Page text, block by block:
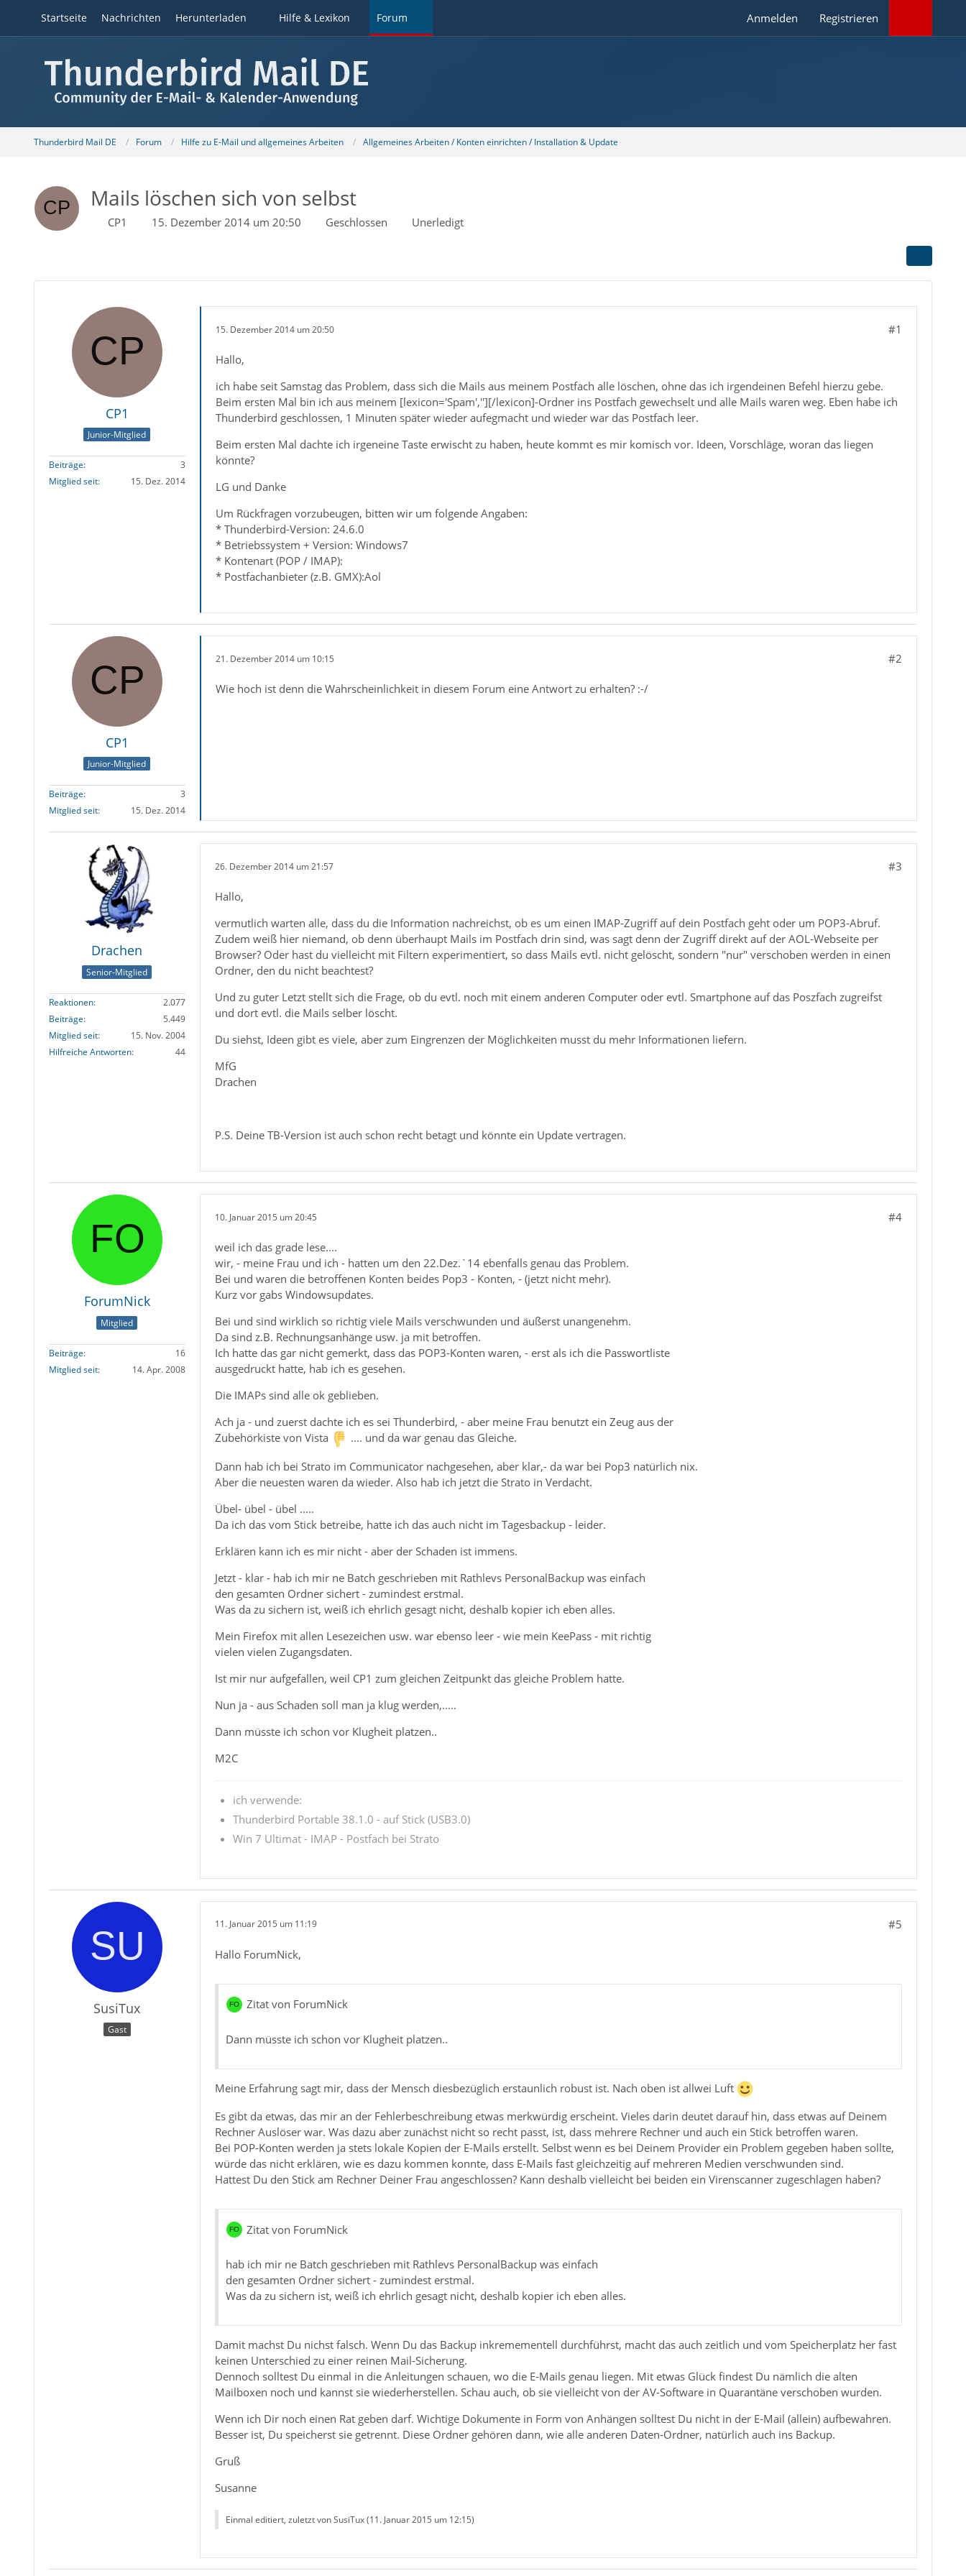
Startseite Nachrichten Herunterladen Hilfe & Lexikon Forum Anmelden Registrieren
Thunderbird Mail DE Forum Hilfe zu E-Mail und allgemeines Arbeiten Allgemeines Arbeiten / Konten einrichten / Installation & Update
Mails löschen sich von selbst
CP1 15. Dezember 2014 um 20:50 Geschlossen Unerledigt
CP1
Junior-Mitglied
Beiträge
3
Mitglied seit
15. Dez. 2014
15. Dezember 2014 um 20:50 #1
Hallo,
ich habe seit Samstag das Problem, dass sich die Mails aus meinem Postfach alle löschen, ohne das ich irgendeinen Befehl hierzu gebe.
Beim ersten Mal bin ich aus meinem [lexicon='Spam',''][/lexicon]-Ordner ins Postfach gewechselt und alle Mails waren weg. Eben habe ich
Thunderbird geschlossen, 1 Minuten später wieder aufegmacht und wieder war das Postfach leer.
Beim ersten Mal dachte ich irgeneine Taste erwischt zu haben, heute kommt es mir komisch vor. Ideen, Vorschläge, woran das liegen
könnte?
LG und Danke
Um Rückfragen vorzubeugen, bitten wir um folgende Angaben:
* Thunderbird-Version: 24.6.0
* Betriebssystem + Version: Windows7
* Kontenart (POP / IMAP):
* Postfachanbieter (z.B. GMX):Aol
CP1
Junior-Mitglied
Beiträge
3
Mitglied seit
15. Dez. 2014
21. Dezember 2014 um 10:15 #2
Wie hoch ist denn die Wahrscheinlichkeit in diesem Forum eine Antwort zu erhalten? :-/
Drachen
Senior-Mitglied
Reaktionen
2.077
Beiträge
5.449
Mitglied seit
15. Nov. 2004
Hilfreiche Antworten
44
26. Dezember 2014 um 21:57 #3
Hallo,
vermutlich warten alle, dass du die Information nachreichst, ob es um einen IMAP-Zugriff auf dein Postfach geht oder um POP3-Abruf.
Zudem weiß hier niemand, ob denn überhaupt Mails im Postfach drin sind, was sagt denn der Zugriff direkt auf der AOL-Webseite per
Browser? Oder hast du vielleicht mit Filtern experimentiert, so dass Mails evtl. nicht gelöscht, sondern "nur" verschoben werden in einen
Ordner, den du nicht beachtest?
Und zu guter Letzt stellt sich die Frage, ob du evtl. noch mit einem anderen Computer oder evtl. Smartphone auf das Poszfach zugreifst
und dort evtl. die Mails selber löscht.
Du siehst, Ideen gibt es viele, aber zum Eingrenzen der Möglichkeiten musst du mehr Informationen liefern.
MfG
Drachen
P.S. Deine TB-Version ist auch schon recht betagt und könnte ein Update vertragen.
ForumNick
Mitglied
Beiträge
16
Mitglied seit
14. Apr. 2008
10. Januar 2015 um 20:45 #4
weil ich das grade lese....
wir, - meine Frau und ich - hatten um den 22.Dez.`14 ebenfalls genau das Problem.
Bei und waren die betroffenen Konten beides Pop3 - Konten, - (jetzt nicht mehr).
Kurz vor gabs Windowsupdates.
Bei und sind wirklich so richtig viele Mails verschwunden und äußerst unangenehm.
Da sind z.B. Rechnungsanhänge usw. ja mit betroffen.
Ich hatte das gar nicht gemerkt, dass das POP3-Konten waren, - erst als ich die Passwortliste
ausgedruckt hatte, hab ich es gesehen.
Die IMAPs sind alle ok geblieben.
Ach ja - und zuerst dachte ich es sei Thunderbird, - aber meine Frau benutzt ein Zeug aus der
Zubehörkiste von Vista
.... und da war genau das Gleiche.
Dann hab ich bei Strato im Communicator nachgesehen, aber klar,- da war bei Pop3 natürlich nix.
Aber die neuesten waren da wieder. Also hab ich jetzt die Strato in Verdacht.
Übel- übel - übel .....
Da ich das vom Stick betreibe, hatte ich das auch nicht im Tagesbackup - leider.
Erklären kann ich es mir nicht - aber der Schaden ist immens.
Jetzt - klar - hab ich mir ne Batch geschrieben mit Rathlevs PersonalBackup was einfach
den gesamten Ordner sichert - zumindest erstmal.
Was da zu sichern ist, weiß ich ehrlich gesagt nicht, deshalb kopier ich eben alles.
Mein Firefox mit allen Lesezeichen usw. war ebenso leer - wie mein KeePass - mit richtig
vielen vielen Zugangsdaten.
Ist mir nur aufgefallen, weil CP1 zum gleichen Zeitpunkt das gleiche Problem hatte.
Nun ja - aus Schaden soll man ja klug werden,.....
Dann müsste ich schon vor Klugheit platzen..
M2C
ich verwende:
Thunderbird Portable 38.1.0 - auf Stick (USB3.0)
Win 7 Ultimat - IMAP - Postfach bei Strato
SusiTux
Gast
11. Januar 2015 um 11:19 #5
Hallo ForumNick,
Zitat von ForumNick
Dann müsste ich schon vor Klugheit platzen..
Meine Erfahrung sagt mir, dass der Mensch diesbezüglich erstaunlich robust ist. Nach oben ist allwei Luft
Es gibt da etwas, das mir an der Fehlerbeschreibung etwas merkwürdig erscheint. Vieles darin deutet darauf hin, dass etwas auf Deinem
Rechner Auslöser war. Was dazu aber zunächst nicht so recht passt, ist, dass mehrere Rechner und auch ein Stick betroffen waren.
Bei POP-Konten werden ja stets lokale Kopien der E-Mails erstellt. Selbst wenn es bei Deinem Provider ein Problem gegeben haben sollte,
würde das nicht erklären, wie es dazu kommen konnte, dass E-Mails fast gleichzeitig auf mehreren Medien verschwunden sind.
Hattest Du den Stick am Rechner Deiner Frau angeschlossen? Kann deshalb vielleicht bei beiden ein Virenscanner zugeschlagen haben?
Zitat von ForumNick
hab ich mir ne Batch geschrieben mit Rathlevs PersonalBackup was einfach
den gesamten Ordner sichert - zumindest erstmal.
Was da zu sichern ist, weiß ich ehrlich gesagt nicht, deshalb kopier ich eben alles.
Damit machst Du nichst falsch. Wenn Du das Backup inkremementell durchführst, macht das auch zeitlich und vom Speicherplatz her fast
keinen Unterschied zu einer reinen Mail-Sicherung.
Dennoch solltest Du einmal in die Anleitungen schauen, wo die E-Mails genau liegen. Mit etwas Glück findest Du nämlich die alten
Mailboxen noch und kannst sie wiederherstellen. Schau auch, ob sie vielleicht von der AV-Software in Quarantäne verschoben wurden.
Wenn ich Dir noch einen Rat geben darf. Wichtige Dokumente in Form von Anhängen solltest Du nicht in der E-Mail (allein) aufbewahren.
Besser ist, Du speicherst sie getrennt. Diese Ordner gehören dann, wie alle anderen Daten-Ordner, natürlich auch ins Backup.
Gruß
Susanne
Einmal editiert, zuletzt von SusiTux (11. Januar 2015 um 12:15)